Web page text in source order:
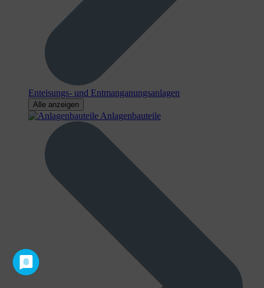
Enteisungs- und Entmanganungsanlagen
Alle anzeigen
Anlagenbauteile